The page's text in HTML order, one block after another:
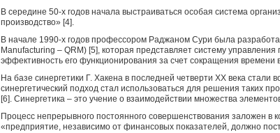
В середине 50-х годов начала выстраиваться особая система
производство» [4].
В начале 1990-х годов профессором Раджаном Сури была
Manufacturing – QRM) [5], которая представляет систему
эффективность его функционирования за счет сокращения времени
На базе синергетики Г. Хакена в последней четверти XX века
синергетический подход стал использоваться для решения таких
[6]. Синергетика – это учение о взаимодействии множества
Процесс непрерывного постоянного совершенствования заложен в
«предприятие, независимо от финансовых показателей, должно